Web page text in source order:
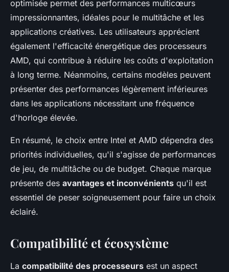
optimisée permet des performances multicœurs
impressionnantes, idéales pour le multitâche et les
applications créatives. Les utilisateurs apprécient
également l'efficacité énergétique des processeurs
AMD, qui contribue à réduire les coûts d'exploitation
à long terme. Néanmoins, certains modèles peuvent
présenter des performances légèrement inférieures
dans les applications nécessitant une fréquence
d'horloge élevée.
En résumé, le choix entre Intel et AMD dépendra des
priorités individuelles, qu'il s'agisse de performances
de jeu, de multitâche ou de budget. Chaque marque
présente des avantages et inconvénients qu'il est
essentiel de peser soigneusement pour faire un choix
éclairé.
Compatibilité et écosystème
La compatibilité des processeurs est un aspect